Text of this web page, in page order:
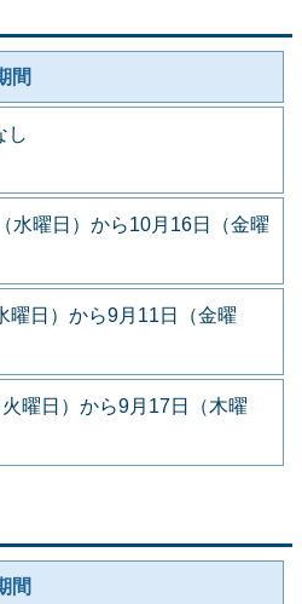
間
し
水曜日）から10月16日（金曜
曜日）から9月11日（金曜
曜日）から9月17日（木曜
間